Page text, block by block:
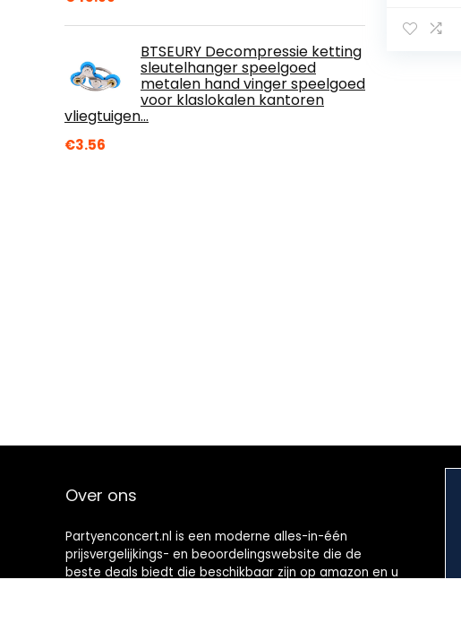
BTSEURY Decompressie ketting
sleutelhanger speelgoed
metalen hand vinger speelgoed
voor klaslokalen kantoren
vliegtuigen…
€3.56
Light
Over ons
Partyenconcert.nl is een moderne alles-in-één
prijsvergelijkings- en beoordelingswebsite die de
beste deals biedt die beschikbaar zijn op amazon en u